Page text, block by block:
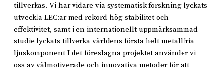
tillverkas. Vi har vidare via systematisk forskning lyckats
utveckla LEC:ar med rekord-hög stabilitet och
effektivitet, samt i en internationellt uppmärksammad
studie lyckats tillverka världens första helt metallfria
ljuskomponent I det föreslagna projektet använder vi
oss av välmotiverade och innovativa metoder för att